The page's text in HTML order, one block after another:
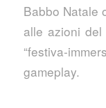
Babbo Natale
alle azioni del
gameplay.